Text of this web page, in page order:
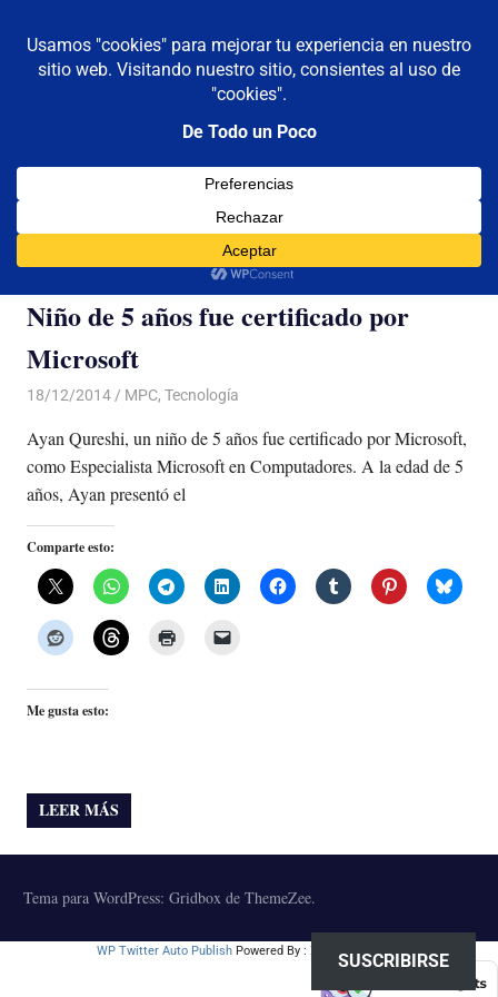
contenido
De todo un poco
Reflexiones,
Viajes
MENÚ
Categoría:MPC
Niño de 5 años fue certificado por
Microsoft
18/12/2014 Luis Castellanos
MPC, Tecnología
Ayan Qureshi, un niño de 5 años fue certificado por Microsoft,
como Especialista Microsoft en Computadores. A la edad de 5
años, Ayan presentó el
Comparte esto:
Me gusta esto:
LEER MÁS
Tema para WordPress: Gridbox de ThemeZee.
WP Twitter Auto Publish Powered By : XYZScripts.com
SUSCRIBIRSE